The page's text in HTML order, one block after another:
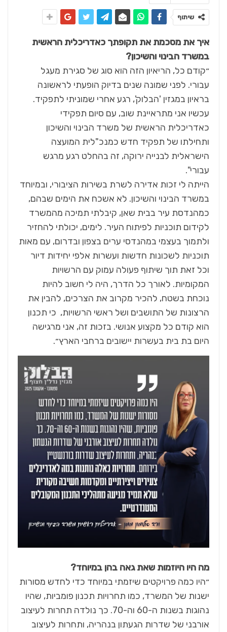
שיתוף
איך את מסכמת את תקופתך כאדריכלית הראשית
במשרד הבינוי והשיכון?
״קודם כל, הריאיון הזה הוא סוג של סגירת מעגל
עבורי. לפני שמונה שנים בדיוק הופעתי לראשונה
בראיון במגזין 'הבלוק', רגע אחרי שמוניתי לתפקיד.
עכשיו אני מתראיינת שוב, עם סיום תפקידי
כאדריכלית הראשית של משרד הבינוי והשיכון
ותחילתו של תפקיד חדש כמנכ"לית המועצה
הישראלית לבנייה ירוקה, זה בהחלט רגע מרגש
עבורי".
הייתה לי זכות אדירה לשרת בשירות הציבורי, ובמיוחד
במשרד הבינוי והשיכון. לא אשכח את הימים שבהם,
כמהנדסת עיר בבית שאן, קיבלתי תמיכה מהמשרד
לקידום תוכניות לפיתוח העיר. לימים, יכולתי להחזיר
ולתמוך בעצמי במהנדסי ערים בצפון ובדרום, עם מאות
תוכניות לשכונות חדשות ועשרות אלפי יחידות דיור
וכל זאת תוך שיתוף פעולה עמוק עם הרשויות
המקומיות. לאורך כל הדרך, היה לי חשוב להיות
נוכחת בשטח, להכיר מקרוב את הצרכים, להבין את
הרצונות של התושבים ושל ראשי הרשויות, כי תכנון
הוא קודם כל מקצוע אנושי. בזכות זה, אני מרגישה
היום בת בית בעשרות יישובים ברחבי הארץ״.
מה היו היוזמות שאת גאה בהן במיוחד?
״היו כמה פרויקטים שיזמתי במיוחד כדי לחדש מסורות
ישנות של המשרד, כמו תחרויות תכנון פומביות, שהיו
נהוגות בשנות ה-60 וה-70. כך נולדה תחרות לעיצוב
אורבני של שדרות הגעתון בנהריה, ותחרות לעיצוב